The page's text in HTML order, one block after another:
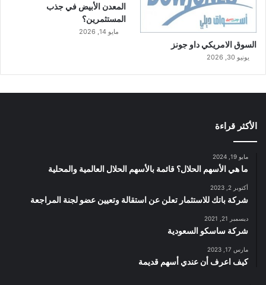
السوق الامريكي داو جونز
يونيو 30, 2026
المعدن الأبيض في جذب
المستثمرين؟
مايو 14, 2026
الأكثر قراءة
مايو 19, 2024
ما هي الأسهم الحلال؟ قائمة بالأسهم الحلال العالمية والمحلية
أكتوبر 2, 2023
شركة باتك للاستثمار تعلن عن استقالة وتعيين عضو لجنة المراجعة
ديسمبر 21, 2021
شركة ساسكو السعودية
مارس 17, 2023
كيف اعرف أن عندي أسهم قديمة